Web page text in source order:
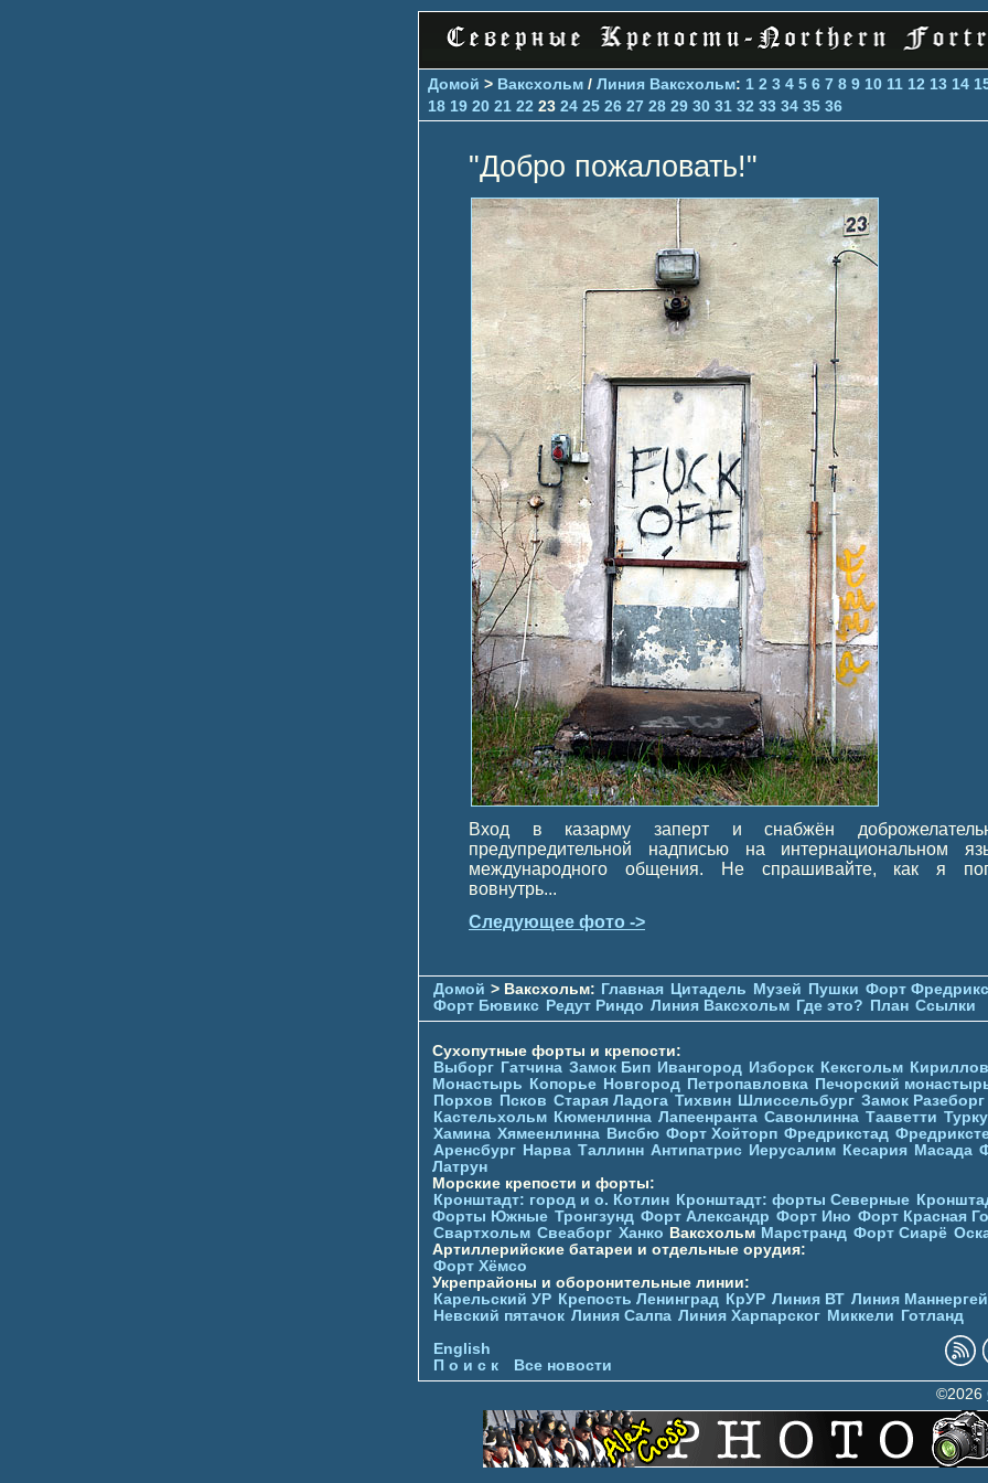
Домой > Ваксхольм / Линия Ваксхольм: 1 2 3 4 5 6 7 8 9 10 11 12 13 14
18 19 20 21 22 23 24 25 26 27 28 29 30 31 32 33 34 35 36
"Добро пожаловать!"
Вход в казарму заперт и снабжён
предупредительной надписью на интернациональном
международного общения. Не спрашивайте, как я
вовнутрь...
Следующее фото ->
Домой > Ваксхольм: Главная Цитадель Музей Пушки Форт
Форт Бювикc Редут Риндо Линия Ваксхольм Где это? План Ссылки
Сухопутные форты и крепости:
Выборг Гатчина Замок Бип Ивангород Изборск Кексгольм
Монастырь
Копорье Новгород Петропавловка Печорcкий
Порхов
Псков Старая Ладога Тихвин Шлиссельбург Замок Разеборг
Кастельхольм Кюменлинна Лапеенранта Савонлинна Тааветти Турку
Хамина Хямеенлинна Висбю Форт Хойторп Фредрикстад
Аренсбург Нарва Таллинн Антипатрис Иерусалим Кесария Масада
Латрун
Морские крепости и форты:
Кронштадт: город и о. Котлин Кронштадт: форты Северные
Форты Южные Тронгзунд Форт Александр Форт Ино Форт Красная
Свартхольм Свеаборг Ханко Ваксхольм Марстранд Форт Сиарё
Артиллерийские батареи и отдельные орудия:
Форт Хёмсо
Укрепрайоны и оборонительные линии:
Карельский УР Крепость Ленинград КрУР Линия ВТ Линия
Невский пятачок Линия Салпа Линия Харпарског Миккели
Готланд
English
П о и с к
Все новости
©2026